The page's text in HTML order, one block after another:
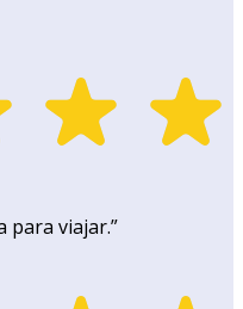
para viajar.”